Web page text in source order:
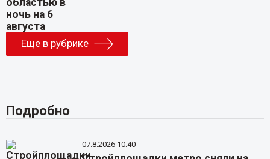
Еще в рубрике
Подробно
07.8.2026 10:40